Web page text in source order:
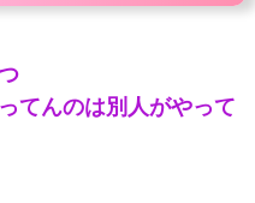
てんのは別人がやって